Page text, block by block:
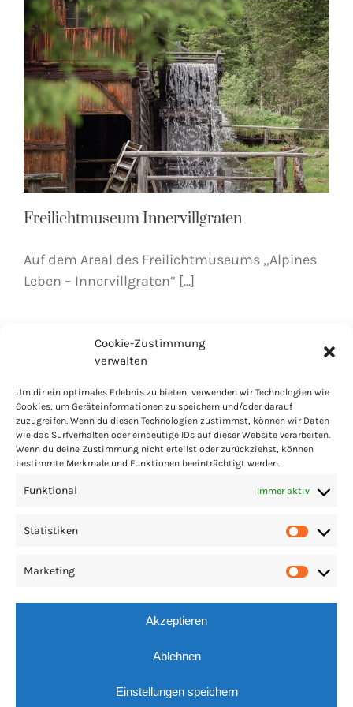
Cookie-Zustimmung
verwalten
Um dir ein optimales Erlebnis zu bieten, verwenden wir Technologien wie
Cookies, um Geräteinformationen zu speichern und/oder darauf
zuzugreifen. Wenn du diesen Technologien zustimmst, können wir Daten
wie das Surfverhalten oder eindeutige IDs auf dieser Website verarbeiten.
Wenn du deine Zustimmung nicht erteilst oder zurückziehst, können
bestimmte Merkmale und Funktionen beeinträchtigt werden.
Funktional Immer aktiv
Statistiken
Marketing
Akzeptieren
Ablehnen
Einstellungen speichern
Freilichtmuseum Innervillgraten
Auf dem Areal des Freilichtmuseums „Alpines
Leben – Innervillgraten“ [...]
PARTNER LINKS IMPRESSUM
COOKIES
DATENSCHUTZ
PRESSE